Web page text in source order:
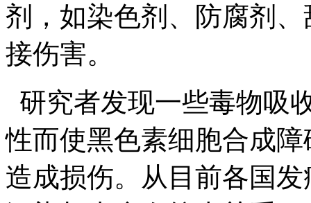
剂，如染色剂、防腐剂
接伤害。
研究者发现一些毒物吸
性而使黑色素细胞合成
造成损伤。从目前各国